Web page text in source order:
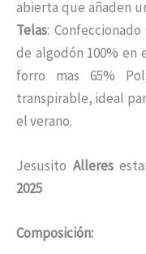
abierta que añaden
Telas:
de algodón 100% en
forro mas 65%
transpirable, ideal
el verano.
Jesusito Alleres
2025
Composición: